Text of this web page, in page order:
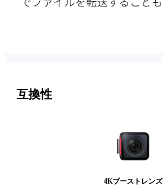
互換性
4Kブーストレンズ